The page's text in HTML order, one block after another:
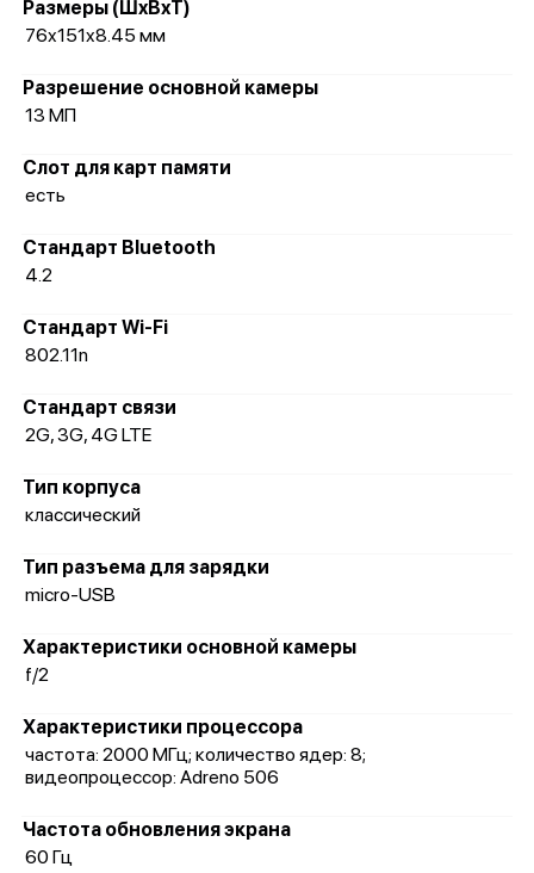
Размеры (ШxВxТ)
76x151x8.45 мм
Разрешение основной камеры
13 МП
Слот для карт памяти
есть
Стандарт Bluetooth
4.2
Стандарт Wi-Fi
802.11n
Стандарт связи
2G, 3G, 4G LTE
Тип корпуса
классический
Тип разъема для зарядки
micro-USB
Характеристики основной камеры
f/2
Характеристики процессора
частота: 2000 МГц; количество ядер: 8;
видеопроцессор: Adreno 506
Частота обновления экрана
60 Гц